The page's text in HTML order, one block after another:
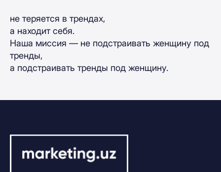
не теряется в трендах,
а находит себя.
Наша миссия — не подстраивать женщину под
тренды,
а подстраивать тренды под женщину.